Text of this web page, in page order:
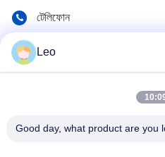
টেলিফোন
হাই-টেক ইন্ডাস্ট্রিয়াল পার্ক উজিন জোন,
Leo
Good day, what product are you